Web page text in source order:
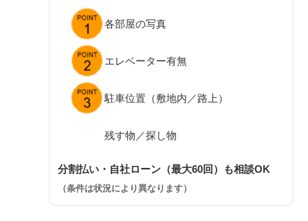
各部屋の写真
エレベーター有無
駐車位置（敷地内／路上）
残す物／探し物
分割払い・自社ローン（最大60回）も相談OK
（条件は状況により異なります）